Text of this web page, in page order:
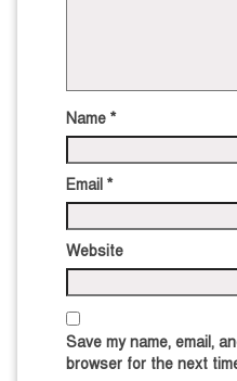
Name *
Email *
Website
Save my name, email,
browser for the next